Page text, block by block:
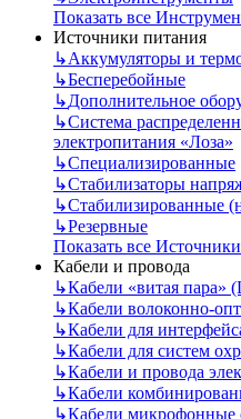
Показать все
Источники питания
↳Аккумуляторы и
↳Бесперебойные
↳Дополнительное
↳Система
электропитания «Лоза»
↳Специализированные
↳Стабилизаторы
↳Стабилизированные
↳Резервные
Показать все
Кабели и провода
↳Кабели «витая пара»
↳Кабели волоконно-
↳Кабели для
↳Кабели для систем
↳Кабели и провода
↳Кабели
↳Кабели микрофонные